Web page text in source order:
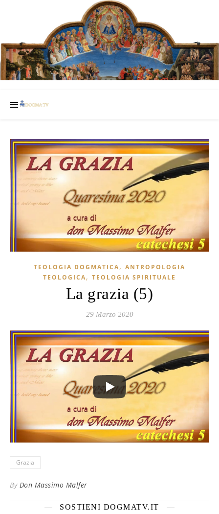
TEOLOGIA DOGMATICA, ANTROPOLOGIA
TEOLOGICA, TEOLOGIA SPIRITUALE
La grazia (5)
29 Marzo 2020
Grazia
By Don Massimo Malfer
SOSTIENI DOGMATV.IT